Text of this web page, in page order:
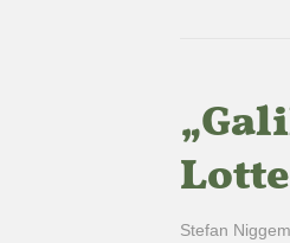
Stefan